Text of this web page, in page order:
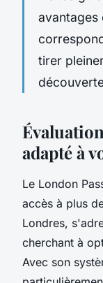
avantages
tirer
adapté à
Le London
accès à plus
Londres,
cherchant à
Avec son